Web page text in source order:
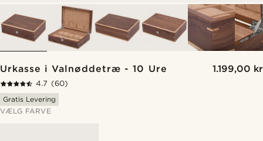
Urkasse i Valnøddetræ - 10 Ure 1.199,00 kr
4.7 (60)
Gratis Levering
VÆLG FARVE